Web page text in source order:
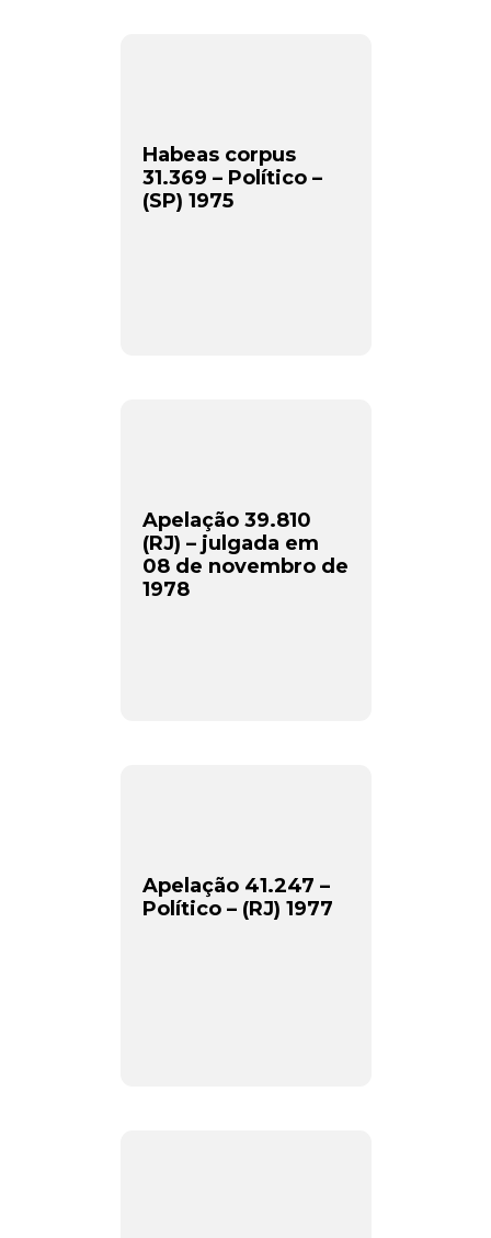
Habeas corpus
31.369 – Político –
(SP) 1975
Apelação 39.810
(RJ) – julgada em
08 de novembro de
1978
Apelação 41.247 –
Político – (RJ) 1977